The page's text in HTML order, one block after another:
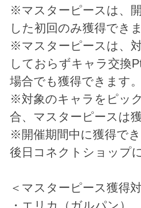
※マスターピースは、
した初回のみ獲得できま
※マスターピースは、
しておらずキャラ交換
場合でも獲得できます。
※対象のキャラをピッ
合、マスターピースは
※開催期間中に獲得で
後日コネクトショップ
＜マスターピース獲得